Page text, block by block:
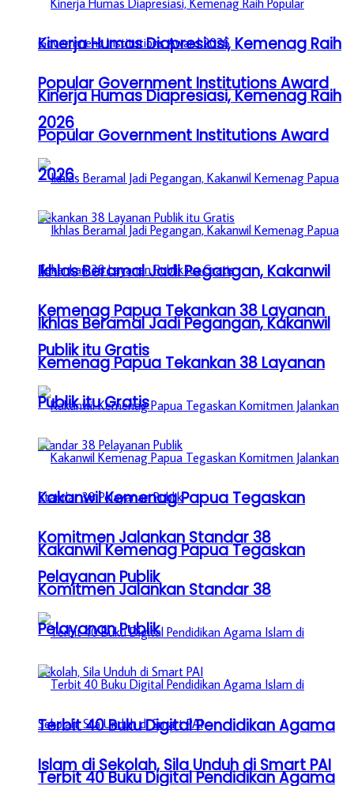
Kinerja Humas Diapresiasi, Kemenag Raih
Popular Government Institutions Award
2026
Ikhlas Beramal Jadi Pegangan, Kakanwil
Kemenag Papua Tekankan 38 Layanan
Publik itu Gratis
Kakanwil Kemenag Papua Tegaskan
Komitmen Jalankan Standar 38
Pelayanan Publik
Terbit 40 Buku Digital Pendidikan Agama
Islam di Sekolah, Sila Unduh di Smart PAI
Kinerja Humas Diapresiasi, Kemenag Raih
Popular Government Institutions Award
2026
Ikhlas Beramal Jadi Pegangan, Kakanwil
Kemenag Papua Tekankan 38 Layanan
Publik itu Gratis
Kakanwil Kemenag Papua Tegaskan
Komitmen Jalankan Standar 38
Pelayanan Publik
Terbit 40 Buku Digital Pendidikan Agama